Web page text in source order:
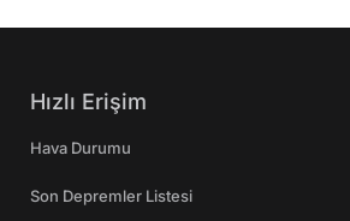
Hızlı Erişim
Hava Durumu
Son Depremler Listesi